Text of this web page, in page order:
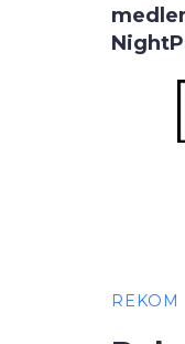
REKOM